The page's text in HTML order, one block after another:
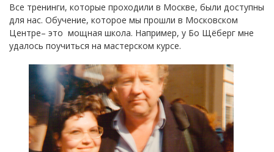
Все тренинги, которые проходили в Москве, были доступны
для нас. Обучение, которое мы прошли в Московском
Центре– это мощная школа. Например, у Бо Щёберг мне
удалось поучиться на мастерском курсе.